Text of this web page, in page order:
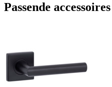
Passende accessoires